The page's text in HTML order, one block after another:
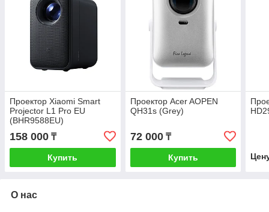
Проектор Xiaomi Smart
Projector L1 Pro EU
(BHR9588EU)
158 000 ₸
Купить
Проектор Acer AOPEN
QH31s (Grey)
72 000₸
Купить
О нас